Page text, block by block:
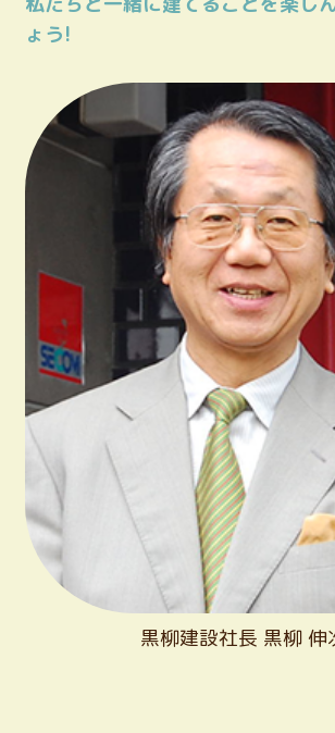
ょう!
黒柳建設社長 黒柳 伸